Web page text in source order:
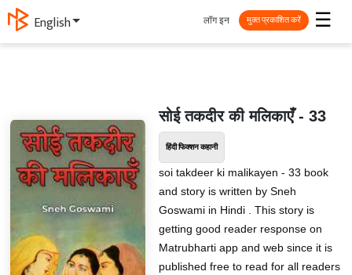
English ☰
लॉग इन मुक्त प्रकाशित करें
सोई तकदीर की मलिकाएँ - 33
हिंदी फिक्शन कहानी
soi takdeer ki malikayen - 33 book
and story is written by Sneh
Goswami in Hindi . This story is
getting good reader response on
Matrubharti app and web since it is
published free to read for all readers